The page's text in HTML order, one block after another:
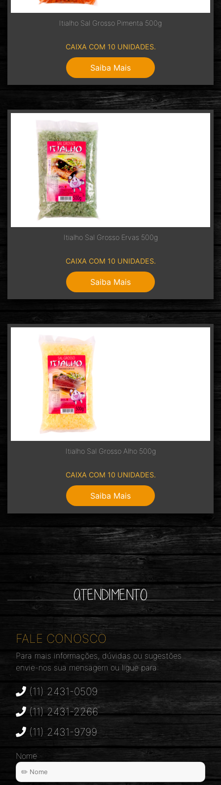
Itialho Sal Grosso Pimenta 500g
CAIXA COM 10 UNIDADES.
Saiba Mais
Itialho Sal Grosso Ervas 500g
CAIXA COM 10 UNIDADES.
Saiba Mais
Itialho Sal Grosso Alho 500g
CAIXA COM 10 UNIDADES.
Saiba Mais
ATENDIMENTO
FALE CONOSCO
Para mais informações, dúvidas ou sugestões
envie-nos sua mensagem ou ligue para:
(11) 2431-0509
(11) 2431-2266
(11) 2431-9799
Nome